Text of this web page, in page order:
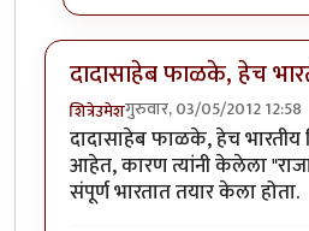
दादासाहेब फाळके, हेच
शित्रेउमेशगुरुवार, 03/05/2012 12:58
दादासाहेब फाळके, हेच भारतीय
आहेत, कारण त्यांनी केलेला "राजा
संपूर्ण भारतात तयार केला होता.